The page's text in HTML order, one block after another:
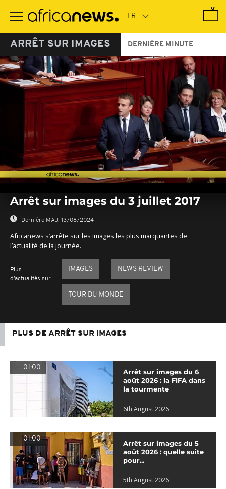
contenu
ARRÊT SUR IMAGES DERNIÈRE MINUTE
seconds
seconds
Arrêt sur images du 3 juillet 2017
Dernière MAJ: 13/08/2024
Africanews s’arrête sur les images les plus marquantes de
l’actualité de la journée.
Plus
d'actualités sur
IMAGES NEWS REVIEW
TOUR DU MONDE
PLUS DE ARRÊT SUR IMAGES
01:00
Arrêt sur images du 6
août 2026 : la FIFA dans
la tourmente
6th August 2026
01:00
Arrêt sur images du 5
août 2026 : quelle suite
pour...
5th August 2026